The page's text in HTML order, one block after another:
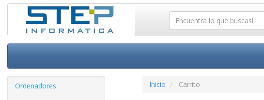
Ordenadores Inicio Carrito